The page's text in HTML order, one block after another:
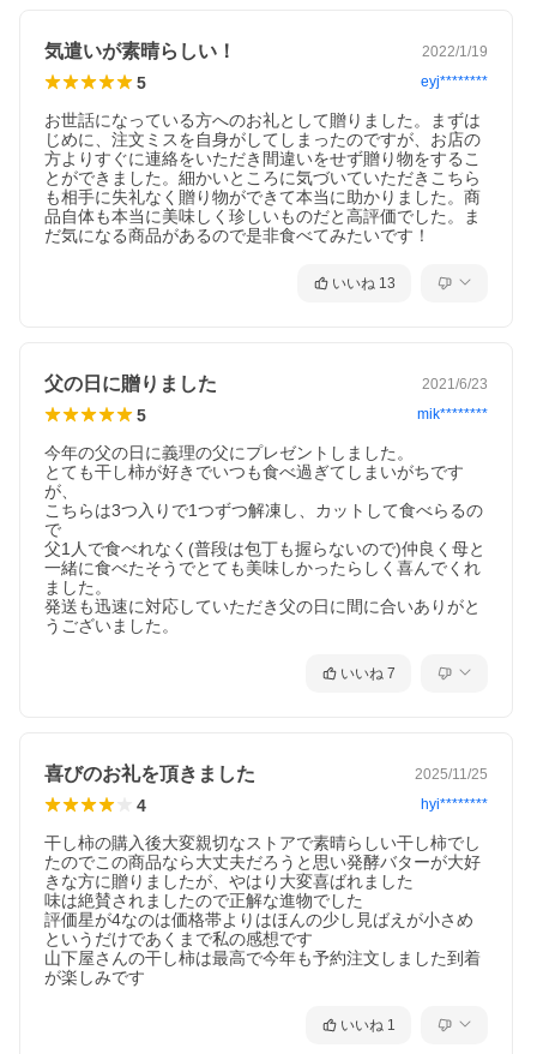
気遣いが素晴らしい！ 2022/1/19
5 eyj********
お世話になっている方へのお礼として贈りました。まずは
じめに、注文ミスを自身がしてしまったのですが、お店の
方よりすぐに連絡をいただき間違いをせず贈り物をするこ
とができました。細かいところに気づいていただきこちら
も相手に失礼なく贈り物ができて本当に助かりました。商
品自体も本当に美味しく珍しいものだと高評価でした。ま
だ気になる商品があるので是非食べてみたいです！
いいね 13
父の日に贈りました 2021/6/23
5 mik********
今年の父の日に義理の父にプレゼントしました。
とても干し柿が好きでいつも食べ過ぎてしまいがちです
が、
こちらは3つ入りで1つずつ解凍し、カットして食べらるの
で
父1人で食べれなく(普段は包丁も握らないので)仲良く母と
一緒に食べたそうでとても美味しかったらしく喜んでくれ
ました。
発送も迅速に対応していただき父の日に間に合いありがと
うございました。
いいね 7
喜びのお礼を頂きました 2025/11/25
4 hyi********
干し柿の購入後大変親切なストアで素晴らしい干し柿でし
たのでこの商品なら大丈夫だろうと思い発酵バターが大好
きな方に贈りましたが、やはり大変喜ばれました
味は絶賛されましたので正解な進物でした
評価星が4なのは価格帯よりはほんの少し見ばえが小さめ
というだけであくまで私の感想です
山下屋さんの干し柿は最高で今年も予約注文しました到着
いいね 1